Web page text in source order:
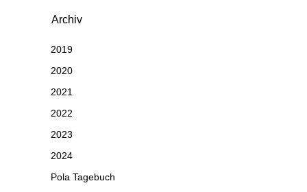
Archiv
2019
2020
2021
2022
2023
2024
Pola Tagebuch